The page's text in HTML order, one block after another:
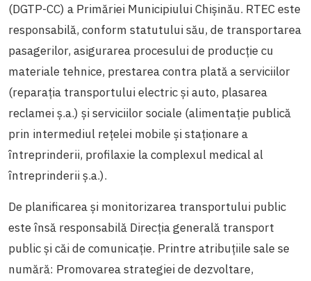
(DGTP-CC) a Primăriei Municipiului Chișinău. RTEC este
responsabilă, conform statutului său, de transportarea
pasagerilor, asigurarea procesului de producție cu
materiale tehnice, prestarea contra plată a serviciilor
(reparația transportului electric și auto, plasarea
reclamei ș.a.) și serviciilor sociale (alimentație publică
prin intermediul rețelei mobile și staționare a
întreprinderii, profilaxie la complexul medical al
întreprinderii ș.a.).
De planificarea și monitorizarea transportului public
este însă responsabilă Direcția generală transport
public și căi de comunicație. Printre atribuțiile sale se
numără: Promovarea strategiei de dezvoltare,